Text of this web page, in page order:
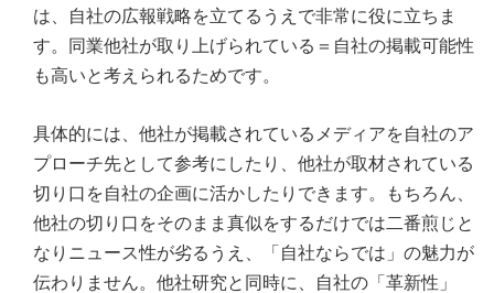
は、自社の広報戦略を立てるうえで非常に役に立ちま
す。同業他社が取り上げられている＝自社の掲載可能性
も高いと考えられるためです。
具体的には、他社が掲載されているメディアを自社のア
プローチ先として参考にしたり、他社が取材されている
切り口を自社の企画に活かしたりできます。もちろん、
他社の切り口をそのまま真似をするだけでは二番煎じと
なりニュース性が劣るうえ、「自社ならでは」の魅力が
伝わりません。他社研究と同時に、自社の「革新性」